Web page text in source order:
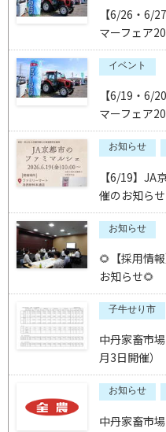
【6/26・6/
マーフェア
イベント
【6/19・6/
マーフェア
お知らせ
【6/19】JA
催のお知ら
お知らせ
🌻【採用情
お知らせ🌻
子牛せり市
中丹家畜市
月3日開催）
お知らせ
中丹家畜市